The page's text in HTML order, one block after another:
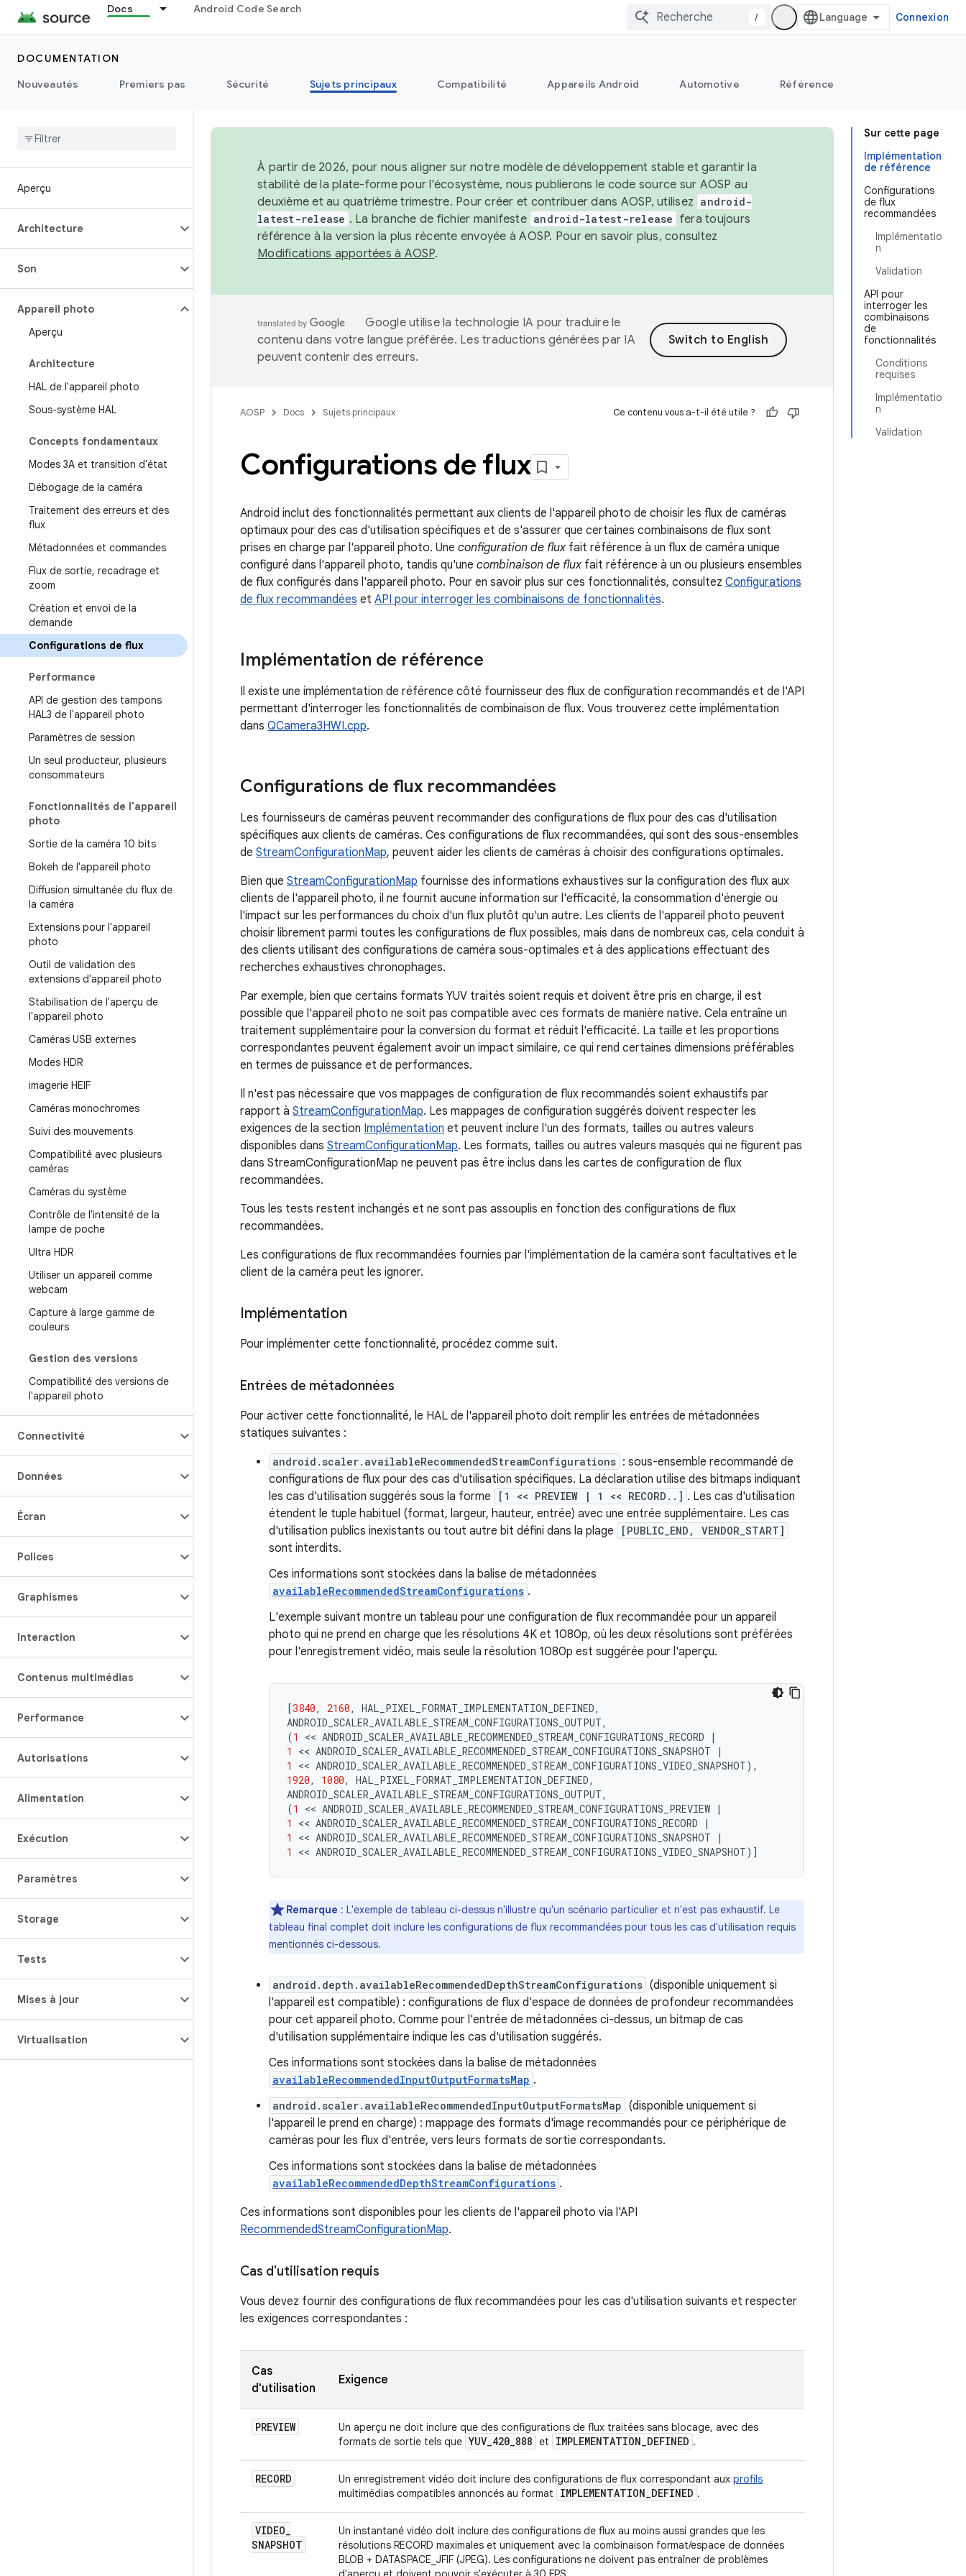
Docs Android Code Search
/ Connexion
DOCUMENTATION
Nouveautés
Premiers pas Sécurité Sujets principaux Compatibilité Appareils Android Automotive Référence
Aperçu
Architecture
Son
Appareil photo
Aperçu
Architecture
HAL de l'appareil photo
Sous-système HAL
Concepts fondamentaux
Modes 3A et transition d'état
Débogage de la caméra
Traitement des erreurs et des
flux
Métadonnées et commandes
Flux de sortie, recadrage et
zoom
Création et envoi de la
demande
Configurations de flux
Performance
API de gestion des tampons
HAL3 de l'appareil photo
Paramètres de session
Un seul producteur, plusieurs
consommateurs
Fonctionnalités de l'appareil
photo
Sortie de la caméra 10 bits
Bokeh de l'appareil photo
Diffusion simultanée du flux de
la caméra
Extensions pour l'appareil
photo
Outil de validation des
extensions d'appareil photo
Stabilisation de l'aperçu de
l'appareil photo
Caméras USB externes
Modes HDR
imagerie HEIF
Caméras monochromes
Suivi des mouvements
Compatibilité avec plusieurs
caméras
Caméras du système
Contrôle de l'intensité de la
lampe de poche
Ultra HDR
Utiliser un appareil comme
webcam
Capture à large gamme de
couleurs
Gestion des versions
Compatibilité des versions de
l'appareil photo
Connectivité
Données
Écran
Polices
Graphismes
Interaction
Contenus multimédias
Performance
Autorisations
Alimentation
Exécution
Paramètres
Storage
Tests
Mises à jour
Virtualisation
Sur cette page
Implémentation
de référence
Configurations
de flux
recommandées
Implémentatio
n
Validation
API pour
interroger les
combinaisons
de
fonctionnalités
Conditions
requises
Implémentatio
n
Validation
À partir de 2026, pour nous aligner sur notre modèle de développement stable et garantir la
stabilité de la plate-forme pour l'écosystème, nous publierons le code source sur AOSP au
deuxième et au quatrième trimestre. Pour créer et contribuer dans AOSP, utilisez android-
latest-release . La branche de fichier manifeste android-latest-release fera toujours
référence à la version la plus récente envoyée à AOSP. Pour en savoir plus, consultez
Modifications apportées à AOSP.
Google utilise la technologie IA pour traduire le
contenu dans votre langue préférée. Les traductions générées par IA
peuvent contenir des erreurs.
AOSP Docs Sujets principaux Ce contenu vous a-t-il été utile ?
Configurations de flux
Android inclut des fonctionnalités permettant aux clients de l'appareil photo de choisir les flux de caméras
optimaux pour des cas d'utilisation spécifiques et de s'assurer que certaines combinaisons de flux sont
prises en charge par l'appareil photo. Une configuration de flux fait référence à un flux de caméra unique
configuré dans l'appareil photo, tandis qu'une combinaison de flux fait référence à un ou plusieurs ensembles
de flux configurés dans l'appareil photo. Pour en savoir plus sur ces fonctionnalités, consultez Configurations
de flux recommandées et API pour interroger les combinaisons de fonctionnalités.
Implémentation de référence
Il existe une implémentation de référence côté fournisseur des flux de configuration recommandés et de l'API
permettant d'interroger les fonctionnalités de combinaison de flux. Vous trouverez cette implémentation
dans QCamera3HWI.cpp.
Configurations de flux recommandées
Les fournisseurs de caméras peuvent recommander des configurations de flux pour des cas d'utilisation
spécifiques aux clients de caméras. Ces configurations de flux recommandées, qui sont des sous-ensembles
de StreamConfigurationMap, peuvent aider les clients de caméras à choisir des configurations optimales.
Bien que StreamConfigurationMap fournisse des informations exhaustives sur la configuration des flux aux
clients de l'appareil photo, il ne fournit aucune information sur l'efficacité, la consommation d'énergie ou
l'impact sur les performances du choix d'un flux plutôt qu'un autre. Les clients de l'appareil photo peuvent
choisir librement parmi toutes les configurations de flux possibles, mais dans de nombreux cas, cela conduit à
des clients utilisant des configurations de caméra sous-optimales et à des applications effectuant des
recherches exhaustives chronophages.
Par exemple, bien que certains formats YUV traités soient requis et doivent être pris en charge, il est
possible que l'appareil photo ne soit pas compatible avec ces formats de manière native. Cela entraîne un
traitement supplémentaire pour la conversion du format et réduit l'efficacité. La taille et les proportions
correspondantes peuvent également avoir un impact similaire, ce qui rend certaines dimensions préférables
en termes de puissance et de performances.
Il n'est pas nécessaire que vos mappages de configuration de flux recommandés soient exhaustifs par
rapport à StreamConfigurationMap. Les mappages de configuration suggérés doivent respecter les
exigences de la section Implémentation et peuvent inclure l'un des formats, tailles ou autres valeurs
disponibles dans StreamConfigurationMap. Les formats, tailles ou autres valeurs masqués qui ne figurent pas
dans StreamConfigurationMap ne peuvent pas être inclus dans les cartes de configuration de flux
recommandées.
Tous les tests restent inchangés et ne sont pas assouplis en fonction des configurations de flux
recommandées.
Les configurations de flux recommandées fournies par l'implémentation de la caméra sont facultatives et le
client de la caméra peut les ignorer.
Implémentation
Pour implémenter cette fonctionnalité, procédez comme suit.
Entrées de métadonnées
Pour activer cette fonctionnalité, le HAL de l'appareil photo doit remplir les entrées de métadonnées
statiques suivantes :
android.scaler.availableRecommendedStreamConfigurations : sous-ensemble recommandé de
configurations de flux pour des cas d'utilisation spécifiques. La déclaration utilise des bitmaps indiquant
les cas d'utilisation suggérés sous la forme
[1 << PREVIEW | 1 << RECORD..] . Les cas d'utilisation
étendent le tuple habituel (format, largeur, hauteur, entrée) avec une entrée supplémentaire. Les cas
d'utilisation publics inexistants ou tout autre bit défini dans la plage
[PUBLIC_END, VENDOR_START]
sont interdits.
Ces informations sont stockées dans la balise de métadonnées
availableRecommendedStreamConfigurations .
L'exemple suivant montre un tableau pour une configuration de flux recommandée pour un appareil
photo qui ne prend en charge que les résolutions 4K et 1080p, où les deux résolutions sont préférées
pour l'enregistrement vidéo, mais seule la résolution 1080p est suggérée pour l'aperçu.
[3840, 2160, HAL_PIXEL_FORMAT_IMPLEMENTATION_DEFINED,
ANDROID_SCALER_AVAILABLE_STREAM_CONFIGURATIONS_OUTPUT,
(1 << ANDROID_SCALER_AVAILABLE_RECOMMENDED_STREAM_CONFIGURATIONS_RECORD
|
1
<< ANDROID_SCALER_AVAILABLE_RECOMMENDED_STREAM_CONFIGURATIONS_SNAPSHOT
|
1
<< ANDROID_SCALER_AVAILABLE_RECOMMENDED_STREAM_CONFIGURATIONS_VIDEO_SNAPSHOT),
1920, 1080, HAL_PIXEL_FORMAT_IMPLEMENTATION_DEFINED,
ANDROID_SCALER_AVAILABLE_STREAM_CONFIGURATIONS_OUTPUT,
(1 << ANDROID_SCALER_AVAILABLE_RECOMMENDED_STREAM_CONFIGURATIONS_PREVIEW |
1
<< ANDROID_SCALER_AVAILABLE_RECOMMENDED_STREAM_CONFIGURATIONS_RECORD
|
1
<< ANDROID_SCALER_AVAILABLE_RECOMMENDED_STREAM_CONFIGURATIONS_SNAPSHOT
|
1
<< ANDROID_SCALER_AVAILABLE_RECOMMENDED_STREAM_CONFIGURATIONS_VIDEO_SNAPSHOT)]
Remarque : L'exemple de tableau ci-dessus n'illustre qu'un scénario particulier et n'est pas exhaustif. Le
tableau final complet doit inclure les configurations de flux recommandées pour tous les cas d'utilisation requis
mentionnés ci-dessous.
android.depth.availableRecommendedDepthStreamConfigurations (disponible uniquement si
l'appareil est compatible) : configurations de flux d'espace de données de profondeur recommandées
pour cet appareil photo. Comme pour l'entrée de métadonnées ci-dessus, un bitmap de cas
d'utilisation supplémentaire indique les cas d'utilisation suggérés.
Ces informations sont stockées dans la balise de métadonnées
availableRecommendedInputOutputFormatsMap .
android.scaler.availableRecommendedInputOutputFormatsMap (disponible uniquement si
l'appareil le prend en charge) : mappage des formats d'image recommandés pour ce périphérique de
caméras pour les flux d'entrée, vers leurs formats de sortie correspondants.
Ces informations sont stockées dans la balise de métadonnées
availableRecommendedDepthStreamConfigurations .
Ces informations sont disponibles pour les clients de l'appareil photo via l'API
RecommendedStreamConfigurationMap.
Cas d'utilisation requis
Vous devez fournir des configurations de flux recommandées pour les cas d'utilisation suivants et respecter
les exigences correspondantes :
Cas
d'utilisation
Exigence
PREVIEW
Un aperçu ne doit inclure que des configurations de flux traitées sans blocage, avec des
formats de sortie tels que YUV_420_888 et IMPLEMENTATION_DEFINED .
RECORD Un enregistrement vidéo doit inclure des configurations de flux correspondant aux profils
multimédias compatibles annoncés au format
IMPLEMENTATION_DEFINED .
VIDEO_
SNAPSHOT
Un instantané vidéo doit inclure des configurations de flux au moins aussi grandes que les
résolutions RECORD maximales et uniquement avec la combinaison format/espace de données
BLOB + DATASPACE_JFIF (JPEG). Les configurations ne doivent pas entraîner de problèmes